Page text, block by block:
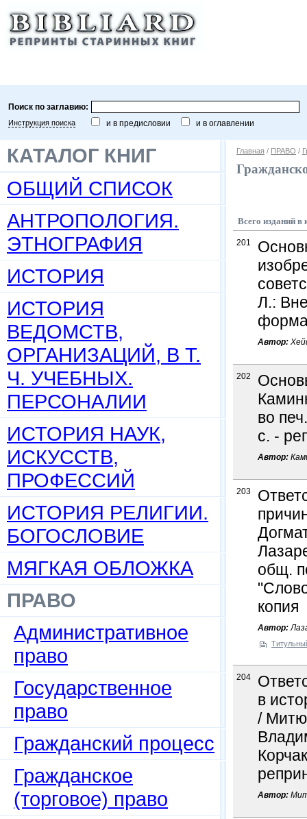
Поиск по заглавию:
Инструкция поиска и в предисловии и в оглавлении
КАТАЛОГ КНИГ
ОБЩИЙ СПИСОК
АНТРОПОЛОГИЯ.
ЭТНОГРАФИЯ
ИСТОРИЯ
ИСТОРИЯ
ВЕДОМСТВ,
ОРГАНИЗАЦИЙ, В Т.
Ч. УЧЕБНЫХ.
ПЕРСОНАЛИИ
ИСТОРИЯ НАУК,
ИСКУССТВ,
ПРОФЕССИЙ
ИСТОРИЯ РЕЛИГИИ.
БОГОСЛОВИЕ
МЯГКАЯ ОБЛОЖКА
ПРАВО
Административное
право
Государственное
право
Гражданский процесс
Гражданское
(торговое) право
Главная / ПРАВО /
Всего изданий в
201
Л.:
Автор:
202
во
с. -
Автор:
203
общ.
копия
Автор:
204
в
/
Автор: